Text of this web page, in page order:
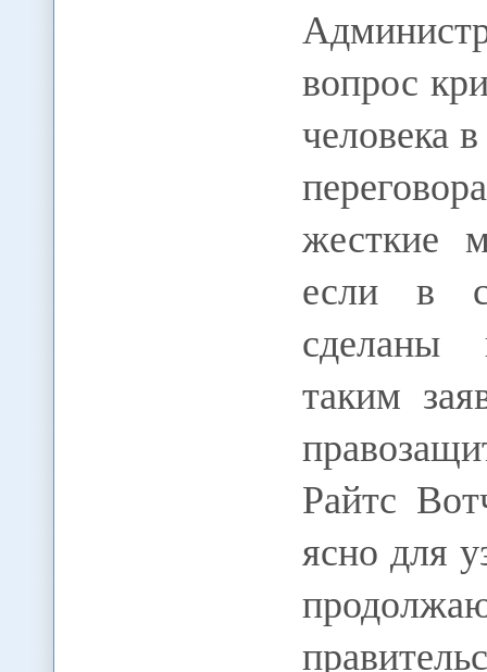
вопрос
человека
жесткие
если в
сделаны
таким
Райтс
ясно для